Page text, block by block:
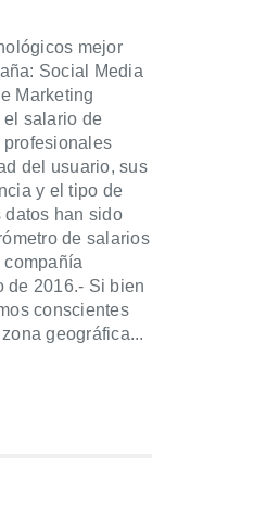
mejor
Social Media
Marketing
el salario de
del usuario, sus
y el tipo de
datos han sido
de salarios
de 2016.- Si bien
conscientes
geográfica...